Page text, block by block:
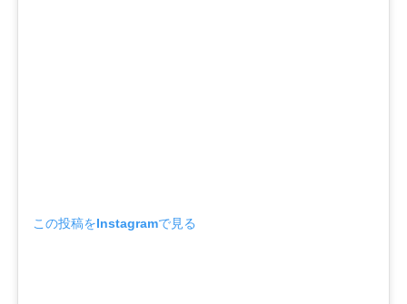
この投稿をInstagramで見る